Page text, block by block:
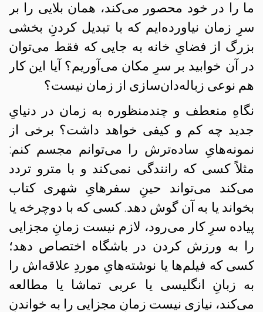
ما را در خود محصور می‌کند، همان‌ بلایی را بر
سرِ زمان نیاورده‌ایم که با تبدیل کردنِ بخشی
بزرگ از فضایِ خانه به جایی که فقط می‌توان
در آن خوابید بر سرِ مکان می‌آوریم؟ آیا این کار
هم نوعی زباله‌دان‌سازی از زمان نیست؟
نگاهِ منعطف و چندمنظوره به زمان در دنیایِ
جدید چه کم و کیفی خواهد داشت؟ برخی از
نمونه‌هایِ ساده‌ترش را می‌توانم مجسم کنم:
مثلاً کسی که رانندگی نمی‌کند و با مترو تردد
می‌کند می‌تواند حینِ سفرهایِ شهری کتاب
بخواند یا به آن گوش دهد. کسی که با دوچرخه یا
پیاده سرِ کار می‌رود، لازم نیست زمانِ مجزایی
را به ورزش کردن در باشگاه اختصاص دهد؛
کسی که فیلم‌ها یا نوشته‌هایِ موردِ علاقه‌اش را
به زبانِ انگلیسی یا عربی تماشا یا مطالعه
می‌کند، نیازی نیست زمانِ مجزایی را به خواندنِ